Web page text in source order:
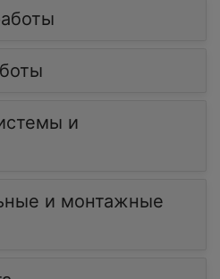
и
и монтажные